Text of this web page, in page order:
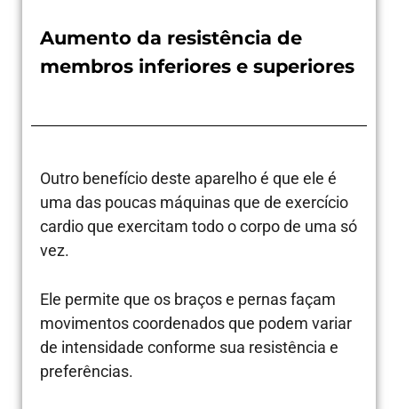
Aumento da resistência de
membros inferiores e superiores
Outro benefício deste aparelho é que ele é
uma das poucas máquinas que de exercício
cardio que exercitam todo o corpo de uma só
vez.
Ele permite que os braços e pernas façam
movimentos coordenados que podem variar
de intensidade conforme sua resistência e
preferências.